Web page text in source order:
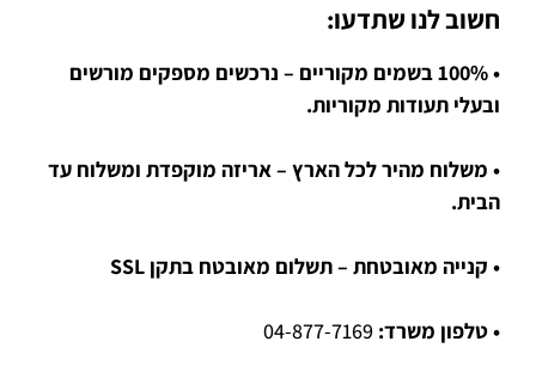
חשוב לנו שתדעו:
• 100% בשמים מקוריים – נרכשים מספקים מורשים
ובעלי תעודות מקוריות.
• משלוח מהיר לכל הארץ – אריזה מוקפדת ומשלוח עד
הבית.
• קנייה מאובטחת – תשלום מאובטח בתקן SSL
• טלפון משרד: